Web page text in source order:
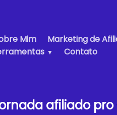
Mim
Marketing de
Contato
afiliado